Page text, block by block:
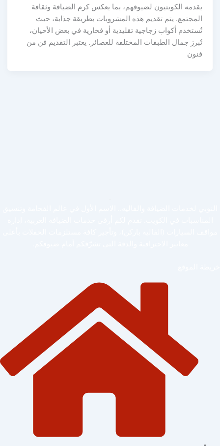
يقدمه الكويتيون لضيوفهم، بما يعكس كرم الضيافة وثقافة
المجتمع. يتم تقديم هذه المشروبات بطريقة جذابة، حيث
تُستخدم أكواب زجاجية تقليدية أو فخارية في بعض الأحيان،
تُبرز جمال الطبقات المختلفة للعصائر. يعتبر التقديم فن من
فنون